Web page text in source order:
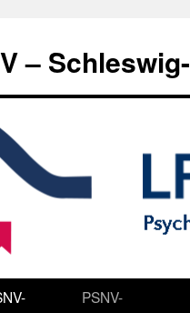
–
PSNV-